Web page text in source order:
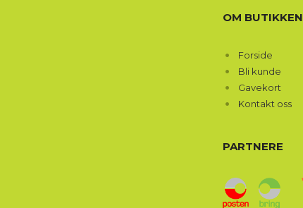
OM BUTIKKEN
Forside
Bli kunde
Gavekort
Kontakt oss
PARTNERE